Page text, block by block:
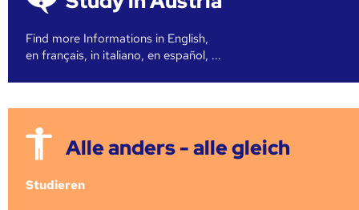
Find more Informations in English,
en français, in italiano, en español, ...
Alle anders - alle gleich
Studieren